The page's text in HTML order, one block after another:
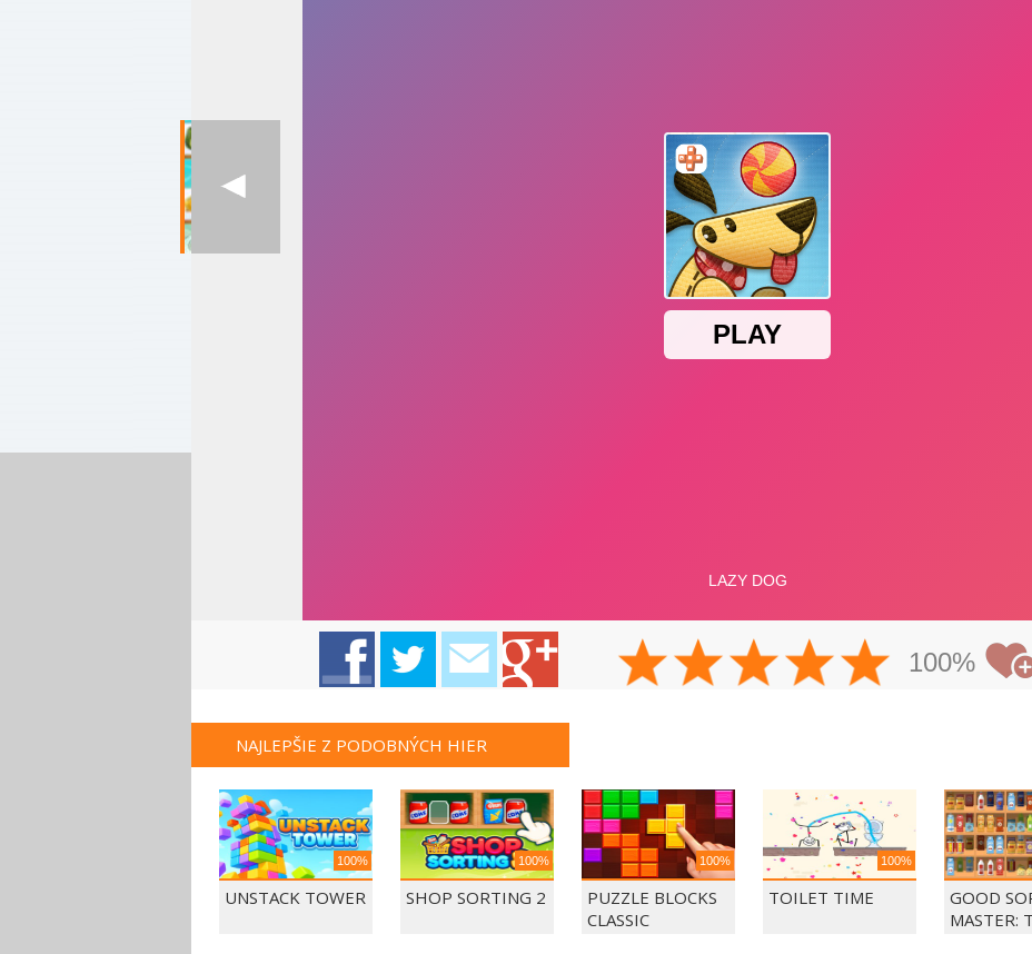
100%
NAJLEPŠIE Z PODOBNÝCH HIER
100%
UNSTACK TOWER
100%
SHOP SORTING 2
100%
PUZZLE BLOCKS
CLASSIC
100%
TOILET TIME
GOOD
MASTER: